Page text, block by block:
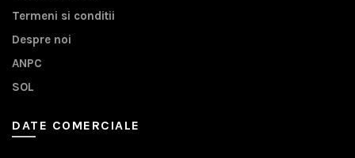
Termeni si conditii
Despre noi
ANPC
SOL
DATE COMERCIALE